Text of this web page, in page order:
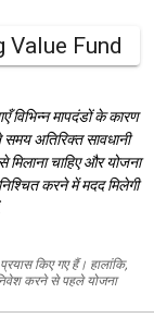
Value Fund
विभिन्न मापदंडों के कारण
अतिरिक्त सावधानी
मिलाना चाहिए और योजना
करने में मदद मिलेगी
किए गए हैं। हालांकि,
करने से पहले योजना